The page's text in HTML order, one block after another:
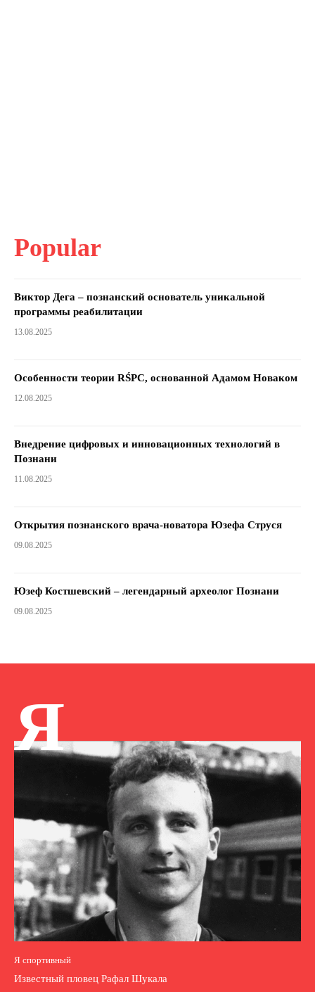
Popular
Виктор Дега – познанский основатель уникальной
программы реабилитации
13.08.2025
Особенности теории RŚPC, основанной Адамом Новаком
12.08.2025
Внедрение цифровых и инновационных технологий в
Познани
11.08.2025
Открытия познанского врача-новатора Юзефа Струся
09.08.2025
Юзеф Костшевский – легендарный археолог Познани
09.08.2025
Я
Я спортивный
Известный пловец Рафал Шукала